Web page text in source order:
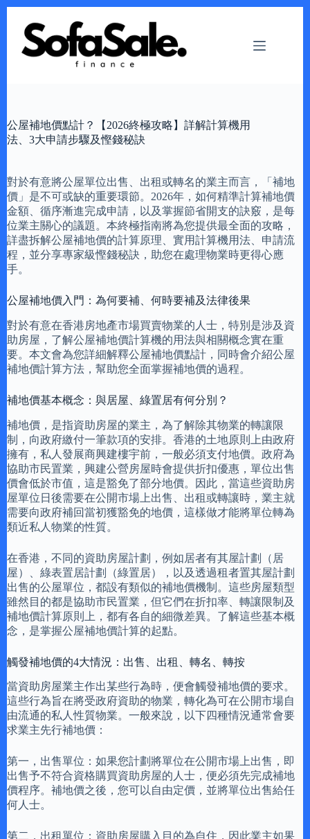
content
公屋補地價點計？【2026終極攻略】詳解計算機用
法、3大申請步驟及慳錢秘訣
對於有意將公屋單位出售、出租或轉名的業主而言，「補地
價」是不可或缺的重要環節。2026年，如何精準計算補地價
金額、循序漸進完成申請，以及掌握節省開支的訣竅，是每
位業主關心的議題。本終極指南將為您提供最全面的攻略，
詳盡拆解公屋補地價的計算原理、實用計算機用法、申請流
程，並分享專家級慳錢秘訣，助您在處理物業時更得心應
手。
公屋補地價入門：為何要補、何時要補及法律後果
對於有意在香港房地產市場買賣物業的人士，特別是涉及資
助房屋，了解公屋補地價計算機的用法與相關概念實在重
要。本文會為您詳細解釋公屋補地價點計，同時會介紹公屋
補地價計算方法，幫助您全面掌握補地價的過程。
補地價基本概念：與居屋、綠置居有何分別？
補地價，是指資助房屋的業主，為了解除其物業的轉讓限
制，向政府繳付一筆款項的安排。香港的土地原則上由政府
擁有，私人發展商興建樓宇前，一般必須支付地價。政府為
協助市民置業，興建公營房屋時會提供折扣優惠，單位出售
價會低於市值，這是豁免了部分地價。因此，當這些資助房
屋單位日後需要在公開市場上出售、出租或轉讓時，業主就
需要向政府補回當初獲豁免的地價，這樣做才能將單位轉為
類近私人物業的性質。
在香港，不同的資助房屋計劃，例如居者有其屋計劃（居
屋）、綠表置居計劃（綠置居），以及透過租者置其屋計劃
出售的公屋單位，都設有類似的補地價機制。這些房屋類型
雖然目的都是協助市民置業，但它們在折扣率、轉讓限制及
補地價計算原則上，都有各自的細微差異。了解這些基本概
念，是掌握公屋補地價計算的起點。
觸發補地價的4大情況：出售、出租、轉名、轉按
當資助房屋業主作出某些行為時，便會觸發補地價的要求。
這些行為旨在將受政府資助的物業，轉化為可在公開市場自
由流通的私人性質物業。一般來說，以下四種情況通常會要
求業主先行補地價：
第一，出售單位：如果您計劃將單位在公開市場上出售，即
出售予不符合資格購買資助房屋的人士，便必須先完成補地
價程序。補地價之後，您可以自由定價，並將單位出售給任
何人士。
第二，出租單位：資助房屋購入目的為自住，因此業主如果